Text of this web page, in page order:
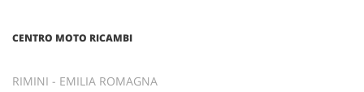
CENTRO MOTO RICAMBI
RIMINI - EMILIA ROMAGNA